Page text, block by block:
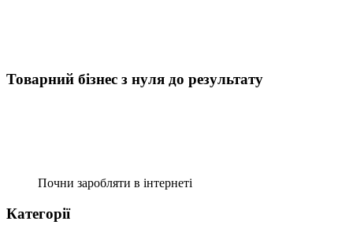
Товарний бізнес з нуля до результату
Почни заробляти в інтернеті
Категорії